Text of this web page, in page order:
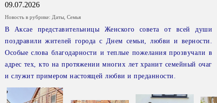
09.07.2026
Новость в рубрике: Даты Семья
В Аксае представительницы Женского совета от всей души
поздравили жителей города с Днем семьи, любви и верности.
Особые слова благодарности и теплые пожелания прозвучали в
адрес тех, кто на протяжении многих лет хранит семейный очаг
и служит примером настоящей любви и преданности.